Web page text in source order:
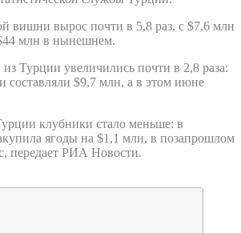
вишни вырос почти в 5,8 раз, с $7,6 млн
млн в нынешнем.
Турции увеличились почти в 2,8 раза:
составляли $9,7 млн, а в этом июне
клубники стало меньше: в
ягоды на $1,1 млн, в позапрошлом
передает РИА Новости.